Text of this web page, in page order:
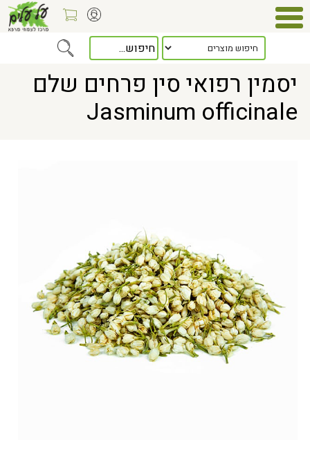
> יסמין רפואי סין פרחים שלם Jasminum officinale
יסמין רפואי סין פרחים שלם
Jasminum officinale